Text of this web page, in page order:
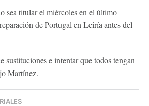
sea titular el miércoles en el último
de Portugal en Leiría antes del
sustituciones e intentar que todos tengan
Martínez.